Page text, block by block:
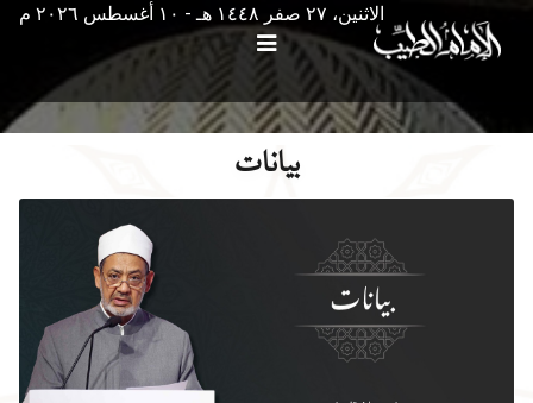
الاثنين، ٢٧ صفر ١٤٤٨ هـ - ۱۰ أغسطس ۲۰۲٦ م
بيانات